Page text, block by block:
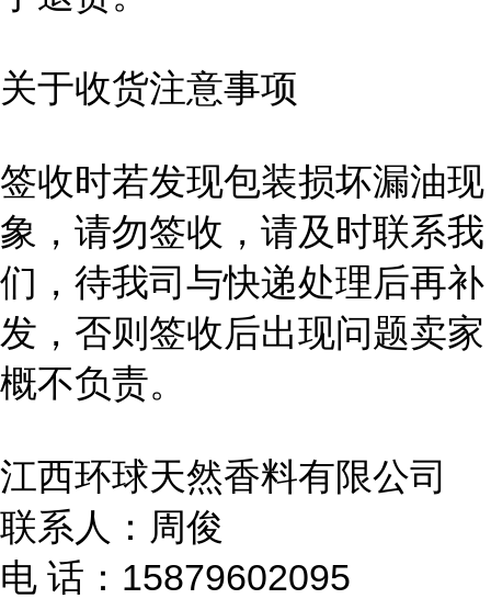
关于收货注意事项
签收时若发现包装损坏漏油现
象，请勿签收，请及时联系我
们，待我司与快递处理后再补
发，否则签收后出现问题卖家
概不负责。
江西环球天然香料有限公司
联系人：周俊
电 话：15879602095